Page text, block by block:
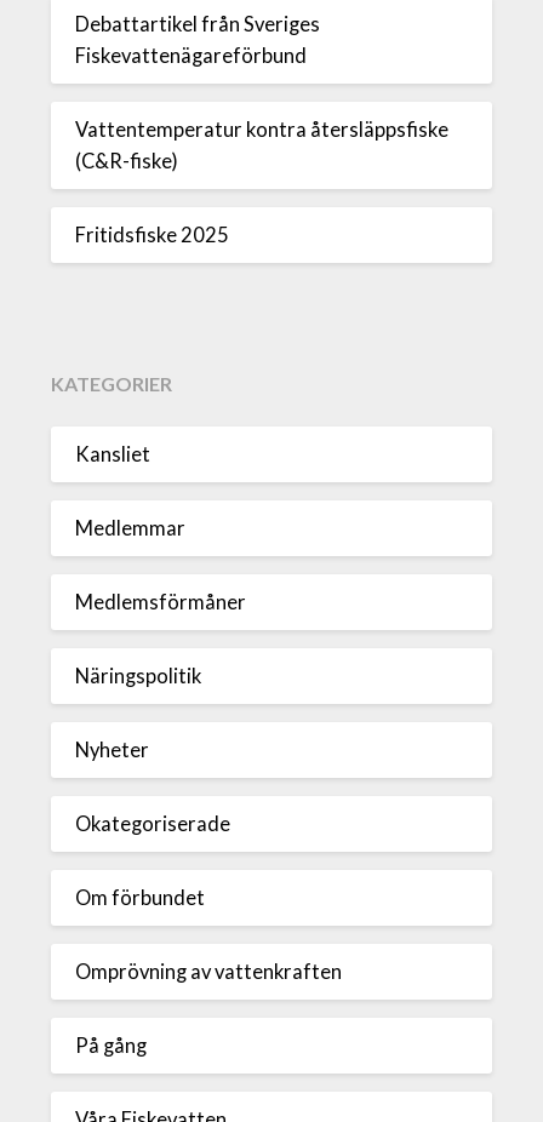
Debattartikel från Sveriges
Fiskevattenägareförbund
Vattentemperatur kontra återsläppsfiske
(C&R-fiske)
Fritidsfiske 2025
KATEGORIER
Kansliet
Medlemmar
Medlemsförmåner
Näringspolitik
Nyheter
Okategoriserade
Om förbundet
Omprövning av vattenkraften
På gång